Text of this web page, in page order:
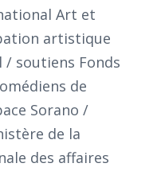
Art et
artistique
/ soutiens Fonds
de
Sorano /
de la
des affaires